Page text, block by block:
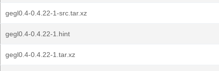
gegl0.4-0.4.22-1-src.tar.xz
gegl0.4-0.4.22-1.hint
gegl0.4-0.4.22-1.tar.xz